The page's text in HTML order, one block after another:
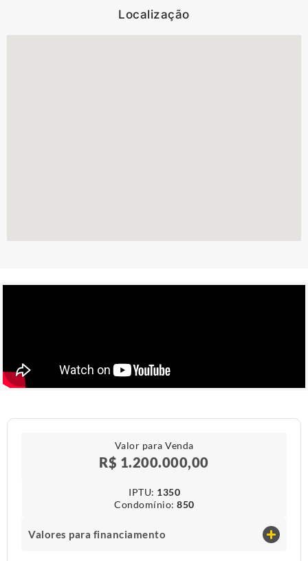
Localização
Valor para Venda
R$ 1.200.000,00
IPTU​: 1350
Condomínio​: 850
Valores para financiamento